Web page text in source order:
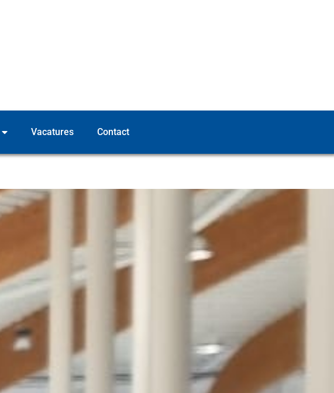
Vacatures Contact